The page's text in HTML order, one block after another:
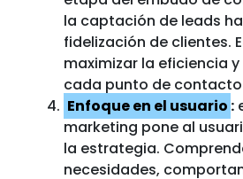
la captación de leads
fidelización de clientes.
maximizar la eficiencia
cada punto de
Enfoque en el usuario :
marketing pone al
la estrategia.
necesidades,